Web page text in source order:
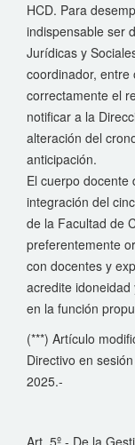
HCD. Para
indispensable ser
Jurídicas y
coordinador,
correctamente el
notificar a la
alteración del
anticipación.
El cuerpo
integración del
de la Facultad de
preferentemente
con docentes y
acredite
en la función
(***) Artículo
Directivo en
2025.-
Art. 5º.- De la